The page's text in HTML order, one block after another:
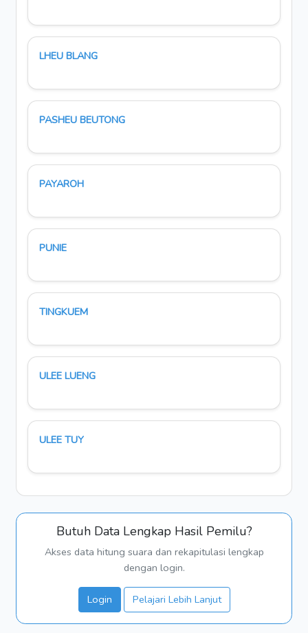
LHEU BLANG
PASHEU BEUTONG
PAYAROH
PUNIE
TINGKUEM
ULEE LUENG
ULEE TUY
Butuh Data Lengkap Hasil Pemilu?
Akses data hitung suara dan rekapitulasi lengkap
dengan login.
Login Pelajari Lebih Lanjut